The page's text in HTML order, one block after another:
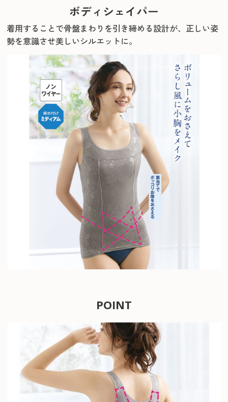
ボディシェイパー
着用することで骨盤まわりを引き締める設計が、正しい姿
勢を意識させ美しいシルエットに。
POINT